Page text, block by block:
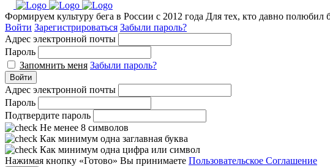
Формируем культуру бега в России с 2012 года Для тех, кто давно полюбил
Войти Зарегистрироваться Забыли пароль?
Адрес электронной почты
Пароль
Запомнить меня Забыли пароль?
Войти
Адрес электронной почты
Пароль
Подтвердите пароль
Не менее 8 символов
Как минимум одна заглавная буква
Как минимум одна цифра или символ
Нажимая кнопку «Готово» Вы принимаете Пользовательское Соглашение